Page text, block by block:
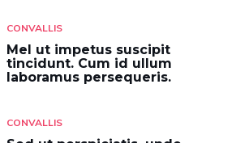
CONVALLIS
Mel ut impetus suscipit
tincidunt. Cum id ullum
laboramus persequeris.
CONVALLIS